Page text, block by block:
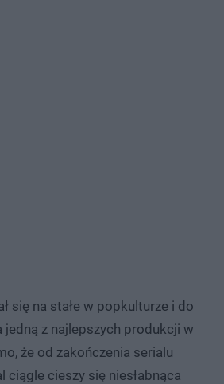
się na stałe w popkulturze i do
jedną z najlepszych produkcji w
że od zakończenia serialu
ciągle cieszy się niesłabnąca